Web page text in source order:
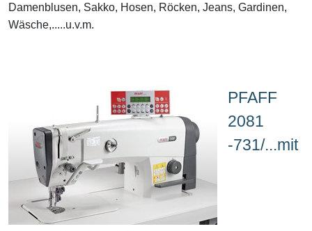
Damenblusen, Sakko, Hosen, Röcken, Jeans, Gardinen,
Wäsche,.....u.v.m.
PFAFF
2081
-731/...mit